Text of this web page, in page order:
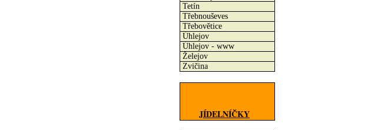
Tetín
Třebnouševes
Třebovětice
Úhlejov
Úhlejov - www
Želejov
Zvičina
JÍDELNÍČKY